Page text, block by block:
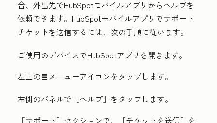
合、外出先でHubSpotモバイルアプリからヘルプを
依頼できます。HubSpotモバイルアプリでサポート
チケットを送信するには、次の手順に従います。
ご使用のデバイスでHubSpotアプリを開きます。
左上のlistView メニューアイコンをタップします。
左側のパネルで［ヘルプ］をタップします。
［サポート］ セクションで、［チケットを送信］ を